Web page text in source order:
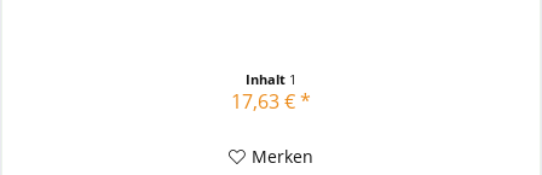
Inhalt 1
17,63 € *
Merken